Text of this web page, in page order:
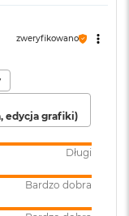
procesor
dwóch
do
zweryfikowano
edycja grafiki)
Długi
Bardzo dobra